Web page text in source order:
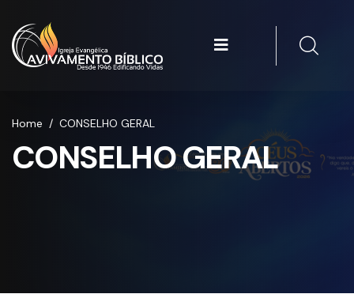
Home / CONSELHO GERAL
CONSELHO GERAL